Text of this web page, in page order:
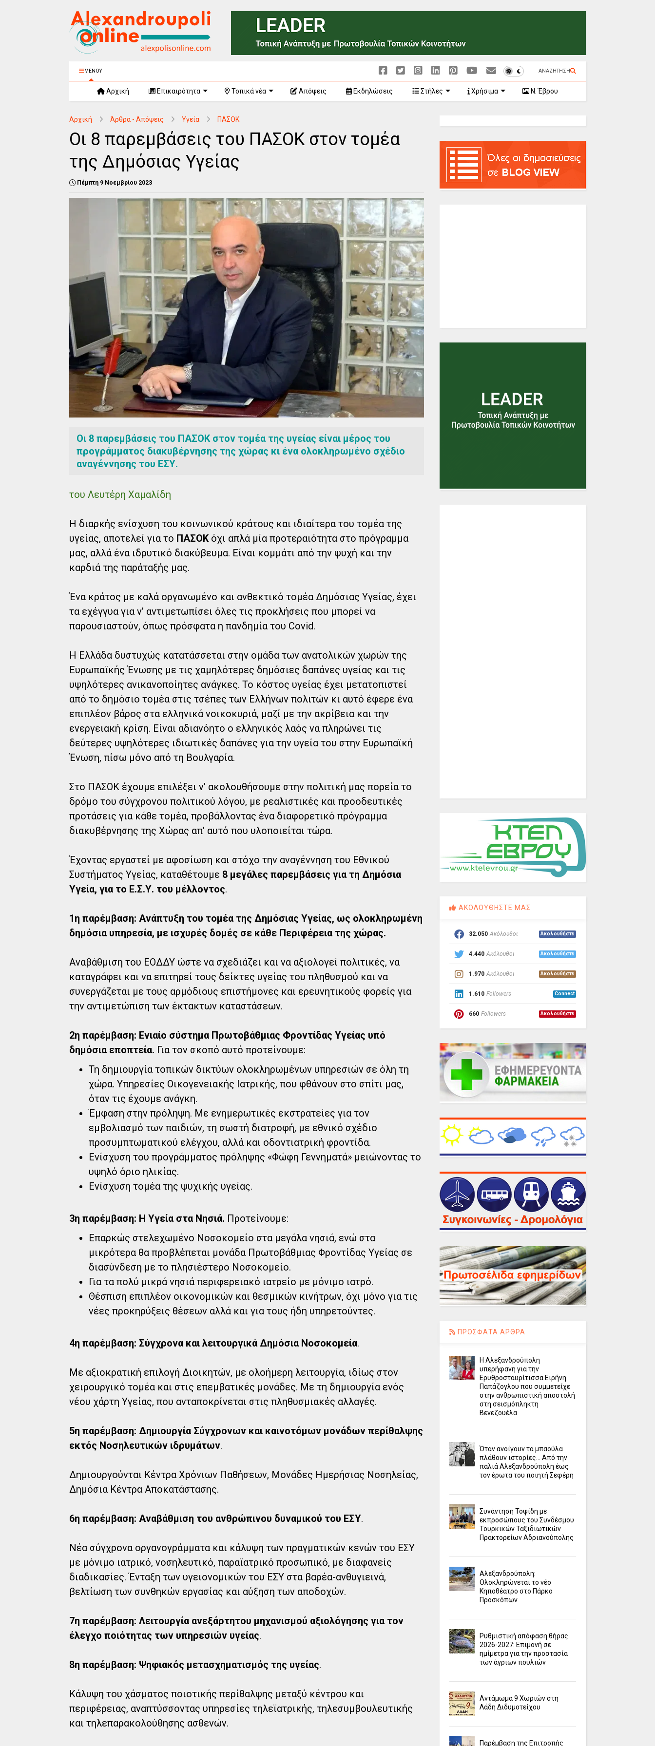
ΜΕΝΟΥ ΑΝΑΖΗΤΗΣΗ
Αρχική Επικαιρότητα Τοπικά νέα Απόψεις Εκδηλώσεις Στήλες Χρήσιμα Ν. Έβρου
Αρχική Άρθρα - Απόψεις Υγεία ΠΑΣΟΚ
Οι 8 παρεμβάσεις του ΠΑΣΟΚ στον τομέα
της Δημόσιας Υγείας
Πέμπτη 9 Νοεμβρίου 2023
Οι 8 παρεμβάσεις του ΠΑΣΟΚ στον τομέα της υγείας είναι μέρος του
προγράμματος διακυβέρνησης της χώρας κι ένα ολοκληρωμένο σχέδιο
αναγέννησης του ΕΣΥ.
του Λευτέρη Χαμαλίδη
Η διαρκής ενίσχυση του κοινωνικού κράτους και ιδιαίτερα του τομέα της
υγείας, αποτελεί για το ΠΑΣΟΚόχι απλά μία προτεραιότητα στο πρόγραμμα
μας, αλλά ένα ιδρυτικό διακύβευμα. Είναι κομμάτι από την ψυχή και την
καρδιά της παράταξής μας.
Ένα κράτος με καλά οργανωμένο και ανθεκτικό τομέα Δημόσιας Υγείας, έχει
τα εχέγγυα για ν’ αντιμετωπίσει όλες τις προκλήσεις που μπορεί να
παρουσιαστούν, όπως πρόσφατα η πανδημία του Covid.
Η Ελλάδα δυστυχώς κατατάσσεται στην ομάδα των ανατολικών χωρών της
Ευρωπαϊκής Ένωσης με τις χαμηλότερες δημόσιες δαπάνες υγείας και τις
υψηλότερες ανικανοποίητες ανάγκες. Το κόστος υγείας έχει μετατοπιστεί
από το δημόσιο τομέα στις τσέπες των Ελλήνων πολιτών κι αυτό έφερε ένα
επιπλέον βάρος στα ελληνικά νοικοκυριά, μαζί με την ακρίβεια και την
ενεργειακή κρίση. Είναι αδιανόητο ο ελληνικός λαός να πληρώνει τις
δεύτερες υψηλότερες ιδιωτικές δαπάνες για την υγεία του στην Ευρωπαϊκή
Ένωση, πίσω μόνο από τη Βουλγαρία.
Στο ΠΑΣΟΚ έχουμε επιλέξει ν’ ακολουθήσουμε στην πολιτική μας πορεία το
δρόμο του σύγχρονου πολιτικού λόγου, με ρεαλιστικές και προοδευτικές
προτάσεις για κάθε τομέα, προβάλλοντας ένα διαφορετικό πρόγραμμα
διακυβέρνησης της Χώρας απ’ αυτό που υλοποιείται τώρα.
Έχοντας εργαστεί με αφοσίωση και στόχο την αναγέννηση του Εθνικού
Συστήματος Υγείας, καταθέτουμε 8 μεγάλες παρεμβάσεις για τη Δημόσια
Υγεία, για το Ε.Σ.Υ. του μέλλοντος.
1η παρέμβαση: Ανάπτυξη του τομέα της Δημόσιας Υγείας, ως ολοκληρωμένη
δημόσια υπηρεσία, με ισχυρές δομές σε κάθε Περιφέρεια της χώρας.
Αναβάθμιση του ΕΟΔΔΥ ώστε να σχεδιάζει και να αξιολογεί πολιτικές, να
καταγράφει και να επιτηρεί τους δείκτες υγείας του πληθυσμού και να
συνεργάζεται με τους αρμόδιους επιστήμονες και ερευνητικούς φορείς για
την αντιμετώπιση των έκτακτων καταστάσεων.
2η παρέμβαση: Ενιαίο σύστημα Πρωτοβάθμιας Φροντίδας Υγείας υπό
δημόσια εποπτεία. Για τον σκοπό αυτό προτείνουμε:
Τη δημιουργία τοπικών δικτύων ολοκληρωμένων υπηρεσιών σε όλη τη
χώρα. Υπηρεσίες Οικογενειακής Ιατρικής, που φθάνουν στο σπίτι μας,
όταν τις έχουμε ανάγκη.
Έμφαση στην πρόληψη. Με ενημερωτικές εκστρατείες για τον
εμβολιασμό των παιδιών, τη σωστή διατροφή, με εθνικό σχέδιο
προσυμπτωματικού ελέγχου, αλλά και οδοντιατρική φροντίδα.
Ενίσχυση του προγράμματος πρόληψης «Φώφη Γεννηματά» μειώνοντας το
υψηλό όριο ηλικίας.
Ενίσχυση τομέα της ψυχικής υγείας.
3η παρέμβαση: Η Υγεία στα Νησιά. Προτείνουμε:
Επαρκώς στελεχωμένο Νοσοκομείο στα μεγάλα νησιά, ενώ στα
μικρότερα θα προβλέπεται μονάδα Πρωτοβάθμιας Φροντίδας Υγείας σε
διασύνδεση με το πλησιέστερο Νοσοκομείο.
Για τα πολύ μικρά νησιά περιφερειακό ιατρείο με μόνιμο ιατρό.
Θέσπιση επιπλέον οικονομικών και θεσμικών κινήτρων, όχι μόνο για τις
νέες προκηρύξεις θέσεων αλλά και για τους ήδη υπηρετούντες.
4η παρέμβαση: Σύγχρονα και λειτουργικά Δημόσια Νοσοκομεία.
Με αξιοκρατική επιλογή Διοικητών, με ολοήμερη λειτουργία, ιδίως στον
χειρουργικό τομέα και στις επεμβατικές μονάδες. Με τη δημιουργία ενός
νέου χάρτη Υγείας, που ανταποκρίνεται στις πληθυσμιακές αλλαγές.
5η παρέμβαση: Δημιουργία Σύγχρονων και καινοτόμων μονάδων περίθαλψης
εκτός Νοσηλευτικών ιδρυμάτων.
Δημιουργούνται Κέντρα Χρόνιων Παθήσεων, Μονάδες Ημερήσιας Νοσηλείας,
Δημόσια Κέντρα Αποκατάστασης.
6η παρέμβαση: Αναβάθμιση του ανθρώπινου δυναμικού του ΕΣΥ.
Νέα σύγχρονα οργανογράμματα και κάλυψη των πραγματικών κενών του ΕΣΥ
με μόνιμο ιατρικό, νοσηλευτικό, παραϊατρικό προσωπικό, με διαφανείς
διαδικασίες. Ένταξη των υγειονομικών του ΕΣΥ στα βαρέα-ανθυγιεινά,
βελτίωση των συνθηκών εργασίας και αύξηση των αποδοχών.
7η παρέμβαση: Λειτουργία ανεξάρτητου μηχανισμού αξιολόγησης για τον
έλεγχο ποιότητας των υπηρεσιών υγείας.
8η παρέμβαση: Ψηφιακός μετασχηματισμός της υγείας.
Κάλυψη του χάσματος ποιοτικής περίθαλψης μεταξύ κέντρου και
περιφέρειας, αναπτύσσοντας υπηρεσίες τηλεϊατρικής, τηλεσυμβουλευτικής
και τηλεπαρακολούθησης ασθενών.
ΑΚΟΛΟΥΘΗΣΤΕ ΜΑΣ
32.050 Ακόλουθοι Ακολουθήστε
4.440 Ακόλουθοι Ακολουθήστε
1.970 Ακόλουθοι Ακολουθήστε
1.610 Followers Connect
660 Followers Ακολουθήστε
ΠΡΟΣΦΑΤΑ ΑΡΘΡΑ
Η Αλεξανδρούπολη
υπερήφανη για την
Ερυθροσταυρίτισσα Ειρήνη
Παπάζογλου που συμμετείχε
στην ανθρωπιστική αποστολή
στη σεισμόπληκτη
Βενεζουέλα
Όταν ανοίγουν τα μπαούλα
πλάθουν ιστορίες... Από την
παλιά Αλεξανδρούπολη έως
τον έρωτα του ποιητή Σεφέρη
Συνάντηση Τοψίδη με
εκπροσώπους του Συνδέσμου
Τουρκικών Ταξιδιωτικών
Πρακτορείων Αδριανούπολης
Αλεξανδρούπολη:
Ολοκληρώνεται το νέο
Κηποθέατρο στο Πάρκο
Προσκόπων
Ρυθμιστική απόφαση θήρας
2026-2027: Επιμονή σε
ημίμετρα για την προστασία
των άγριων πουλιών
Αντάμωμα 9 Χωριών στη
Λάδη Διδυμοτείχου
Παρέμβαση της Επιτροπής